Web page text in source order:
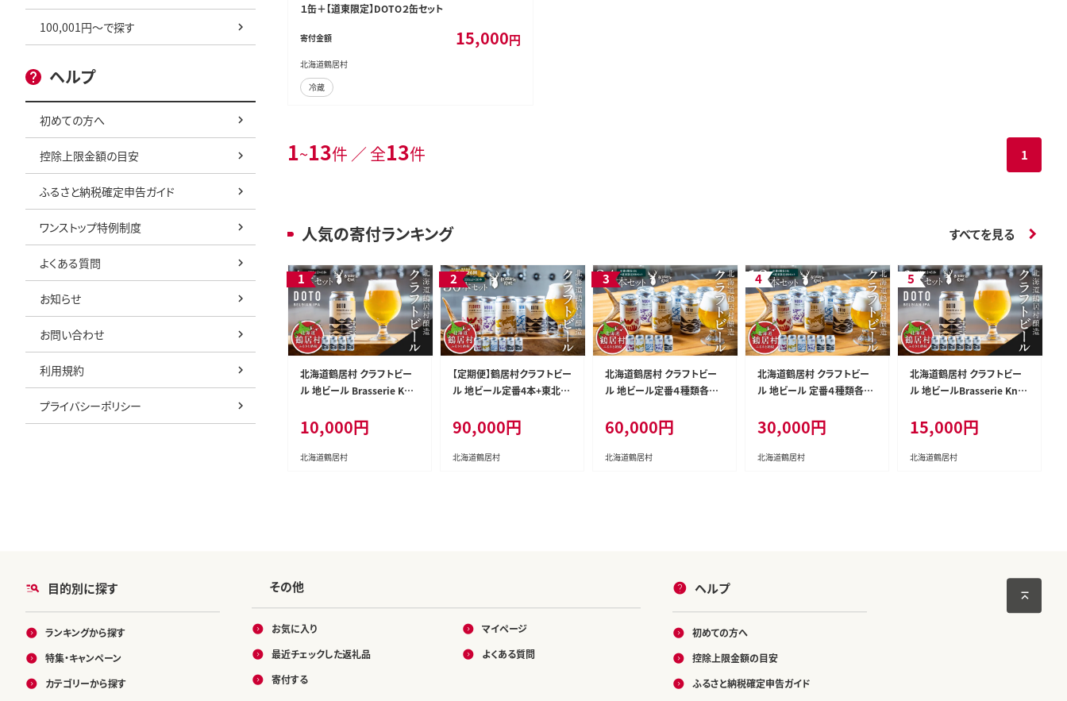
100,001円～で探す
ヘルプ
初めての方へ
控除上限金額の目安
ふるさと納税確定申告ガイド
ワンストップ特例制度
よくある質問
お知らせ
お問い合わせ
利用規約
プライバシーポリシー
１缶＋【道東限定】DOTO２缶セット
寄付金額 15,000円
北海道鶴居村
冷蔵
1~13件 ／ 全13件 1
人気の寄付ランキング すべてを見る
北海道鶴居村 クラフトビー
ル 地ビール Brasserie Kno
IAN IPA）４本セット
10,000円
北海道鶴居村
【定期便】鶴居村クラフトビー
ル 地ビール定番4本+東北海
90,000円
北海道鶴居村
北海道鶴居村 クラフトビー
ル 地ビール定番４種類各４
セット
60,000円
北海道鶴居村
北海道鶴居村 クラフトビー
ル 地ビール 定番４種類各２
セット
30,000円
北海道鶴居村
北海道鶴居村 クラフトビー
ル 地ビールBrasserie Knot
AN IPA）６缶セット
15,000円
北海道鶴居村
目的別に探す
ランキングから探す
特集・キャンペーン
カテゴリーから探す
その他
お気に入り
最近チェックした返礼品
寄付する
マイページ
よくある質問
ヘルプ
初めての方へ
控除上限金額の目安
ふるさと納税確定申告ガイド